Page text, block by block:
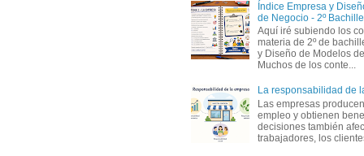
Índice Empresa y
de Negocio - 2º
Aquí iré subiendo los
materia de 2º de
y Diseño de Modelos
Muchos de los conte...
La responsabilidad de
Las empresas
empleo y obtienen
decisiones también
trabajadores, los